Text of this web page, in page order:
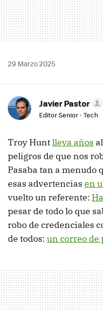
29 Marzo 2025
Javier Pastor
Editor Senior - Tech
Troy Huntlleva años
peligros de que nos
Pasaba tan a menudo
esas advertencias en
vuelto un referente:
pesar de todo lo que
robo de credenciales
de todos: un correo de